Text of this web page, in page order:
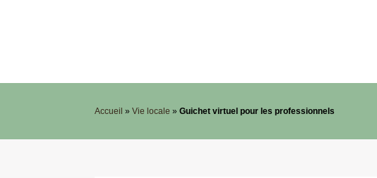
Accueil »Vie locale »Guichet virtuel pour les professionnels